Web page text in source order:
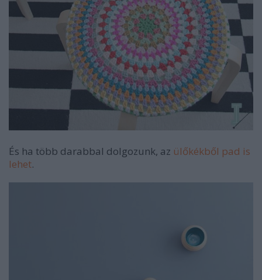
És ha több darabbal dolgozunk, az ülőkékből pad is
lehet.